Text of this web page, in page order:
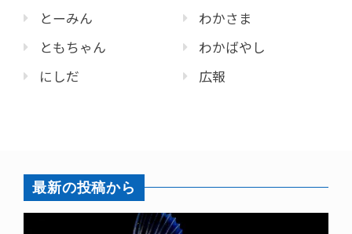
とーみん
ともちゃん
にしだ
わかさま
わかばやし
広報
最新の投稿から